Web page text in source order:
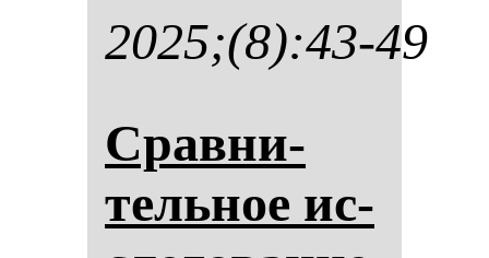
2025;(8):43-49
Срав­ни­
тель­ное ис­